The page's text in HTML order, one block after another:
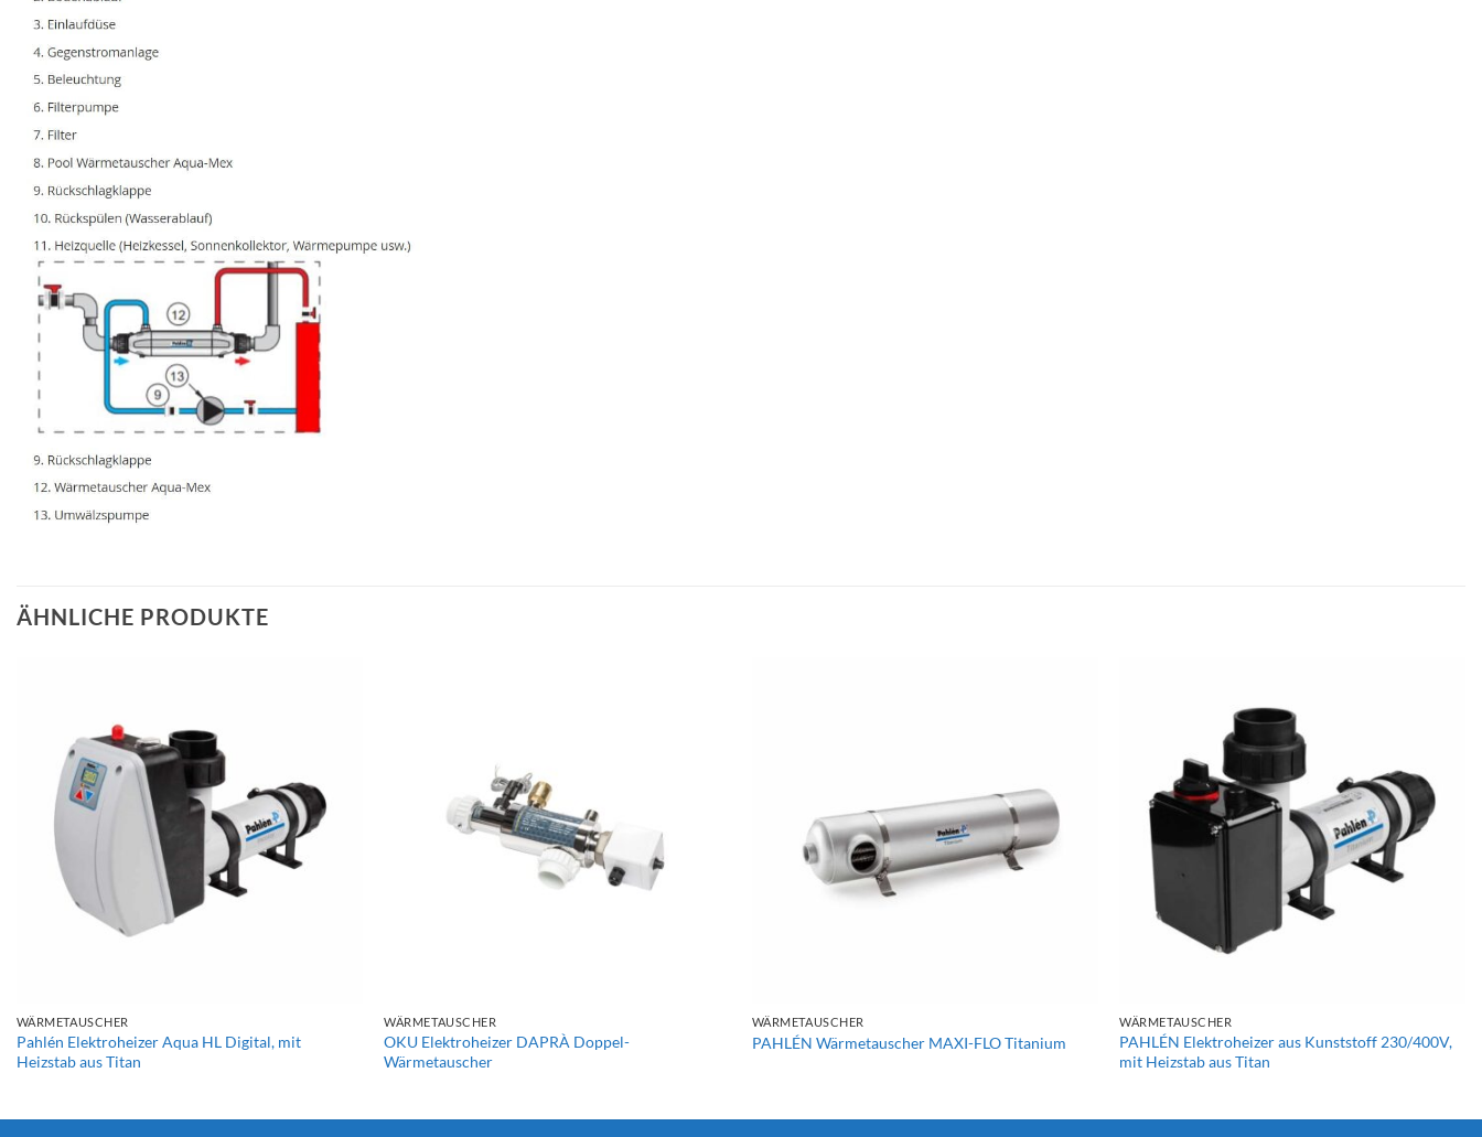
ÄHNLICHE PRODUKTE
WÄRMETAUSCHER
Pahlén Elektroheizer Aqua HL Digital, mit
Heizstab aus Titan
WÄRMETAUSCHER
OKU Elektroheizer DAPRÀ Doppel-
Wärmetauscher
WÄRMETAUSCHER
PAHLÉN Wärmetauscher MAXI-FLO Titanium
WÄRMETAUSCHER
PAHLÉN Elektroheizer aus Kunststoff 230/400V,
mit Heizstab aus Titan